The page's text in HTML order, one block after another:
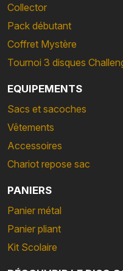
Collector
Pack débutant
Coffret Mystère
Tournoi 3 disques
EQUIPEMENTS
Sacs et sacoches
Vêtements
Accessoires
Chariot repose sac
PANIERS
Panier métal
Panier pliant
Kit Scolaire